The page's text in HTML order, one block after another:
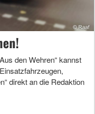
den Wehren“ kannst
direkt an die Redaktion